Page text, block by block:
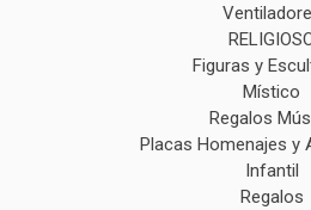
Figuras y
Místico
Regalos
Placas Homenajes y
Infantil
Regalos